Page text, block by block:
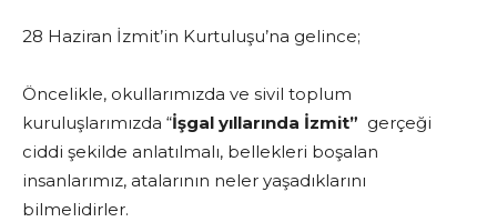
28 Haziran İzmit’in Kurtuluşu’na gelince;
Öncelikle, okullarımızda ve sivil toplum
kuruluşlarımızda “İşgal yıllarında İzmit” gerçeği
ciddi şekilde anlatılmalı, bellekleri boşalan
insanlarımız, atalarının neler yaşadıklarını
bilmelidirler.